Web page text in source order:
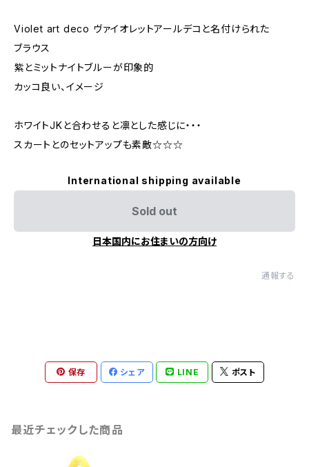
Violet art deco ヴァイオレットアールデコと名付けられた
ブラウス
紫とミットナイトブルーが印象的
カッコ良い、イメージ
ホワイトJKと合わせると凛とした感じに・・・
スカートとのセットアップも素敵☆☆☆
International shipping available
Sold out
日本国内にお住まいの方向け
通報する
保存 シェア LINE ポスト
最近チェックした商品